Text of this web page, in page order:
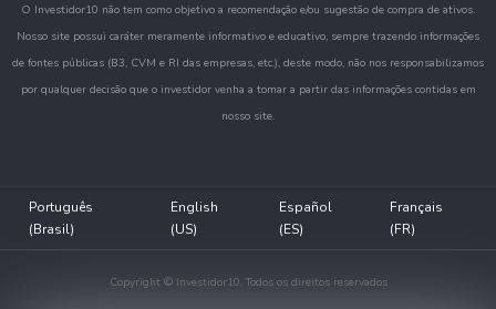
O Investidor10 não tem como objetivo a recomendação e/ou sugestão de compra de ativos.
Nosso site possui caráter meramente informativo e educativo, sempre trazendo informações
de fontes públicas (B3, CVM e RI das empresas, etc.), deste modo, não nos responsabilizamos
por qualquer decisão que o investidor venha a tomar a partir das informações contidas em
nosso site.
Português
(Brasil)
English
(US)
Español
(ES)
Français
(FR)
Copyright © Investidor10. Todos os direitos reservados